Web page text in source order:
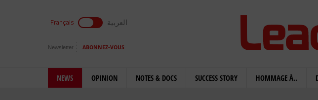
Français العربية
Newsletter ABONNEZ-VOUS
NEWS OPINION NOTES & DOCS SUCCESS STORY HOMMAGE À..